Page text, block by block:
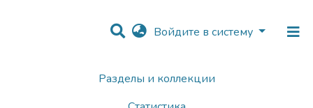
Войдите в систему
Разделы и коллекции
TWEEDE ANTWOORD AAN Dr SCHOUTEN 1)